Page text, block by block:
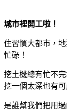
城市裡開工啦！
住習慣大都市，
忙碌！
挖土機總有忙不
挖一個太深也有
是誰幫我們把用